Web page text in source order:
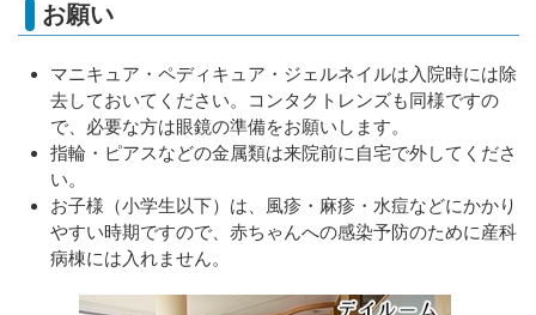
お願い
マニキュア・ペディキュア・ジェルネイルは入院時には除
去しておいてください。コンタクトレンズも同様ですの
で、必要な方は眼鏡の準備をお願いします。
指輪・ピアスなどの金属類は来院前に自宅で外してくださ
い。
お子様（小学生以下）は、風疹・麻疹・水痘などにかかり
やすい時期ですので、赤ちゃんへの感染予防のために産科
病棟には入れません。